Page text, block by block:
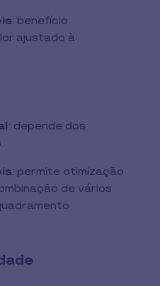
: benefício
ajustado à
: depende dos
: permite otimização
de vários